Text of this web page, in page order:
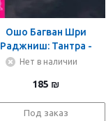
Ошо Багван Шри
Раджниш: Тантра -
высшее понимание
Нет в наличии
185 ₪
Под заказ